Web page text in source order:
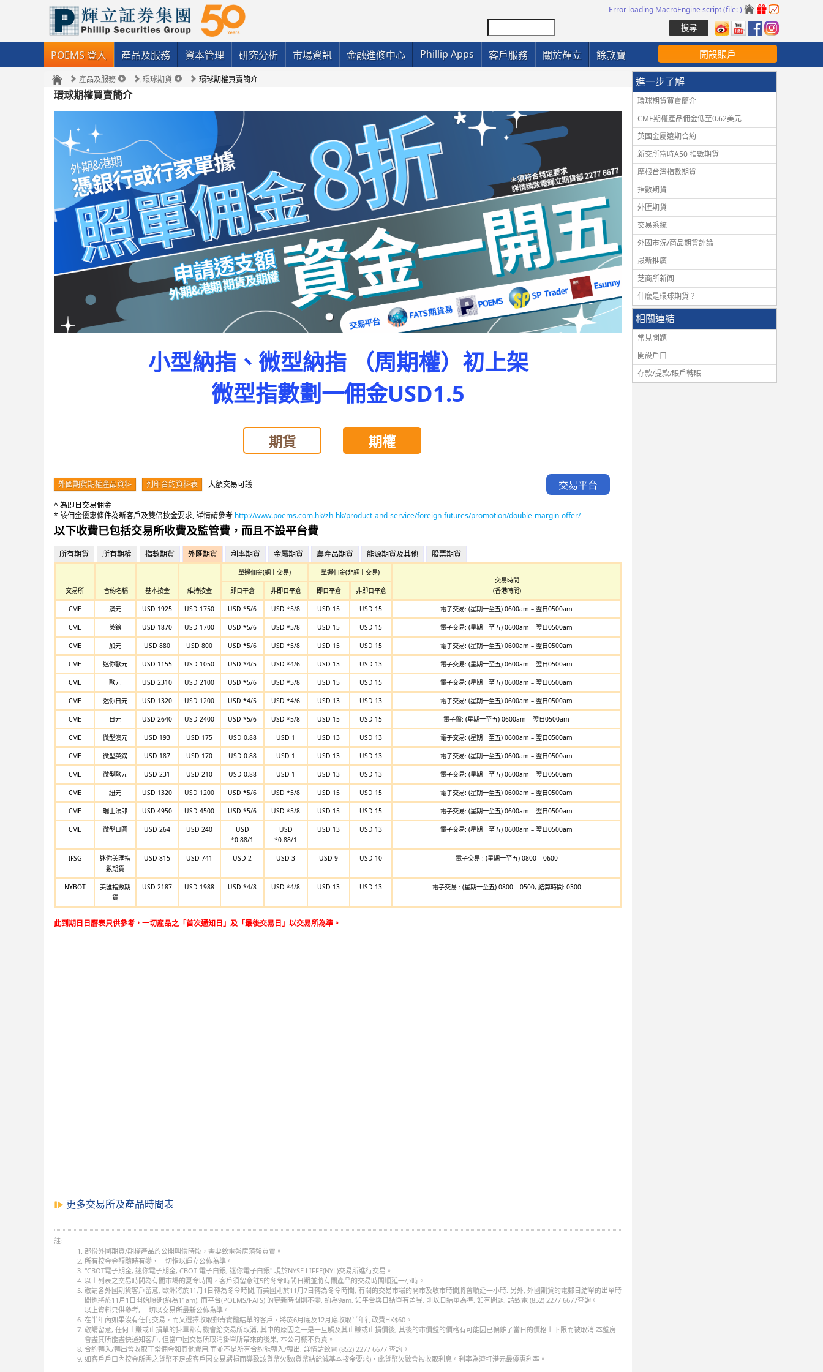
Error loading MacroEngine script (file: )
POEMS 登入 產品及服務 資本管理 研究分析 市場資訊 金融進修中心 Phillip Apps 客戶服務 關於輝立 餘款寶 開設賬戶
產品及服務 環球期貨 環球期權買賣簡介
環球期權買賣簡介
小型納指、微型納指 （周期權）初上架
微型指數劃一佣金USD1.5
期貨 期權
外國期貨期權產品資料 列印合約資料表 大額交易可議
交易平台
^ 為即日交易佣金
* 該佣金優惠條件為新客戶及雙倍按金要求, 詳情請參考 http://www.poems.com.hk/zh-hk/product-and-service/foreign-futures/promotion/double-margin-offer/
以下收費已包括交易所收費及監管費，而且不設平台費
所有期貨 所有期權 指數期貨 外匯期貨 利率期貨 金屬期貨 農產品期貨 能源期貨及其他 股票期貨
交易所 合約名稱 基本按金 維持按金
單邊佣金(網上交易)
單邊佣金(非網上交易)
交易時間
(香港時間)
即日平倉 非即日平倉 即日平倉 非即日平倉
CME 澳元 USD 1925 USD 1750 USD *5/6 USD *5/8 USD 15 USD 15 電子交易: (星期一至五) 0600am – 翌日0500am
CME 英鎊 USD 1870 USD 1700 USD *5/6 USD *5/8 USD 15 USD 15 電子交易: (星期一至五) 0600am – 翌日0500am
CME 加元 USD 880 USD 800 USD *5/6 USD *5/8 USD 15 USD 15 電子交易: (星期一至五) 0600am – 翌日0500am
CME 迷你歐元 USD 1155 USD 1050 USD *4/5 USD *4/6 USD 13 USD 13 電子交易: (星期一至五) 0600am – 翌日0500am
CME 歐元 USD 2310 USD 2100 USD *5/6 USD *5/8 USD 15 USD 15 電子交易: (星期一至五) 0600am – 翌日0500am
CME 迷你日元 USD 1320 USD 1200 USD *4/5 USD *4/6 USD 13 USD 13 電子交易: (星期一至五) 0600am – 翌日0500am
CME 日元 USD 2640 USD 2400 USD *5/6 USD *5/8 USD 15 USD 15 電子盤: (星期一至五) 0600am – 翌日0500am
CME 微型澳元 USD 193 USD 175 USD 0.88 USD 1 USD 13 USD 13 電子交易: (星期一至五) 0600am – 翌日0500am
CME 微型英鎊 USD 187 USD 170 USD 0.88 USD 1 USD 13 USD 13 電子交易: (星期一至五) 0600am – 翌日0500am
CME 微型歐元 USD 231 USD 210 USD 0.88 USD 1 USD 13 USD 13 電子交易: (星期一至五) 0600am – 翌日0500am
CME 紐元 USD 1320 USD 1200 USD *5/6 USD *5/8 USD 15 USD 15 電子交易: (星期一至五) 0600am – 翌日0500am
CME 瑞士法郎 USD 4950 USD 4500 USD *5/6 USD *5/8 USD 15 USD 15 電子交易: (星期一至五) 0600am – 翌日0500am
CME 微型日圓 USD 264 USD 240
USD
*0.88/1
USD
*0.88/1
USD 13 USD 13 電子交易: (星期一至五) 0600am – 翌日0500am
IFSG
迷你美匯指
數期貨
USD 815 USD 741 USD 2 USD 3 USD 9 USD 10 電子交易 : (星期一至五) 0800 – 0600
NYBOT
美匯指數期
貨
USD 2187 USD 1988 USD *4/8 USD *4/8 USD 13 USD 13 電子交易 : (星期一至五) 0800 – 0500, 結算時間: 0300
此到期日日曆表只供參考，一切產品之「首次通知日」及「最後交易日」以交易所為準。
更多交易所及產品時間表
註:
部份外國期貨/期權產品於公開叫價時段，需要致電盤房落盤買賣。
所有按金金額隨時有變，一切恉以輝立公佈為準。
"CBOT電子期金, 迷你電子期金, CBOT 電子白銀, 迷你電子白銀" 現於NYSE LIFFE(NYL)交易所進行交易。
以上列表之交易時間為有關市場的夏令時間，客戶須留意註5的冬令時間日期並將有關產品的交易時間順延一小時。
敬請各外國期貨客戶留意, 歐洲將於11月1日轉為冬令時間,而美國則於11月7日轉為冬令時間, 有關的交易市場的開市及收市時間將會順延一小時. 另外, 外國期貨的電郵日結單的出單時
間也將於11月1日開始順延(約為11am), 而平台(POEMS/FATS) 的更新時間則不變, 約為9am, 如平台與日結單有差異, 則以日結單為準, 如有問題, 請致電 (852) 2277 6677查詢。
以上資料只供參考, 一切以交易所最新公佈為準。
在半年內如果沒有任何交易，而又選擇收取郵寄實體結單的客戶，將於6月底及12月底收取半年行政費HK$60。
敬請留意, 任何止賺或止損單的掛單都有機會給交易所取消, 其中的原因之一是一旦觸及其止賺或止損價後, 其後的市價盤的價格有可能因已偏離了當日的價格上下限而被取消.本盤房
會盡其所能盡快通知客戶, 但當中因交易所取消掛單所帶來的後果, 本公司概不負責。
合約轉入/轉出會收取正常佣金和其他費用,而並不是所有合約能轉入/轉出, 詳情請致電 (852) 2277 6677 查詢。
如客戶戶口內按金所需之貨幣不足或客戶因交易虧損而導致該貨幣欠數(貨幣結餘減基本按金要求)，此貨幣欠數會被收取利息。利率為渣打港元最優惠利率。
進一步了解
環球期貨買賣簡介
CME期權產品佣金低至0.62美元
英國金屬遠期合約
新交所富時A50 指數期貨
摩根台灣指數期貨
指數期貨
外匯期貨
交易系統
外國市況/商品期貨評論
最新推廣
芝商所新闻
什麽是環球期貨？
相關連結
常見問題
開設戶口
存款/提款/賬戶轉賬